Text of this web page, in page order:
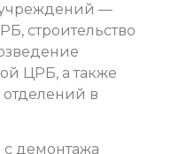
—
строительство
ЦРБ, а также
в
с демонтажа